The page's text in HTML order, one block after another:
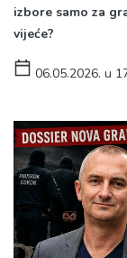
izbore samo za
vijeće?
06.05.2026. u